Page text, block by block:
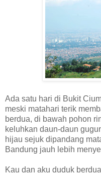
Ada satu hari di Bukit
meski matahari terik
berdua, di bawah pohon
keluhkan daun-daun
hijau sejuk dipandang
Bandung jauh lebih
Kau dan aku duduk